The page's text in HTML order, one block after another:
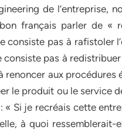
de l’entreprise,
français parler de «
pas à rafistoler
pas à
renoncer aux
le produit ou le service
Si je recréais cette
à quoi ressemblerait-